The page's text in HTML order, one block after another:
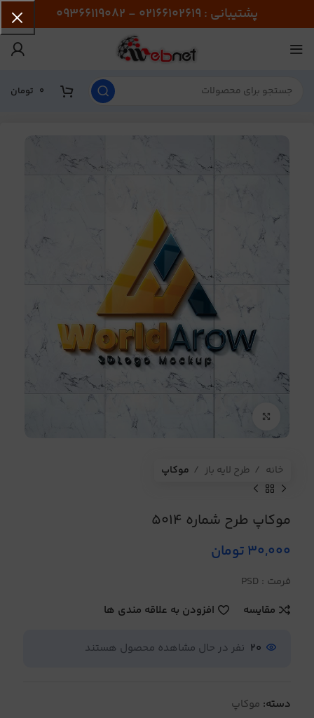
پشتیبانی : 02166102619 - 09366119082
0 تومان
برای بزرگنمایی کلیک کنید
خانه طرح لایه باز موکاپ
موکاپ طرح شماره 5014
30,000تومان
فرمت : PSD
مقایسه
افزودن به علاقه مندی ها
20 نفر در حال مشاهده محصول هستند
دسته: موکاپ